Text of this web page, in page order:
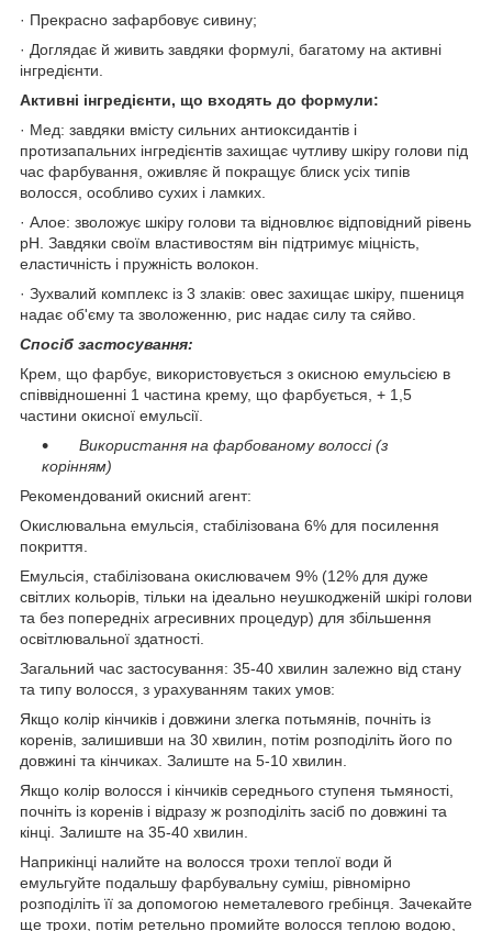
· Прекрасно зафарбовує сивину;
· Доглядає й живить завдяки формулі, багатому на активні
інгредієнти.
Активні інгредієнти, що входять до формули:
· Мед: завдяки вмісту сильних антиоксидантів і
протизапальних інгредієнтів захищає чутливу шкіру голови під
час фарбування, оживляє й покращує блиск усіх типів
волосся, особливо сухих і ламких.
· Алое: зволожує шкіру голови та відновлює відповідний рівень
pH. Завдяки своїм властивостям він підтримує міцність,
еластичність і пружність волокон.
· Зухвалий комплекс із 3 злаків: овес захищає шкіру, пшениця
надає об'єму та зволоженню, рис надає силу та сяйво.
Спосіб застосування:
Крем, що фарбує, використовується з окисною емульсією в
співвідношенні 1 частина крему, що фарбується, + 1,5
частини окисної емульсії.
Використання на фарбованому волоссі (з
корінням)
Рекомендований окисний агент:
Окислювальна емульсія, стабілізована 6% для посилення
покриття.
Емульсія, стабілізована окислювачем 9% (12% для дуже
світлих кольорів, тільки на ідеально неушкодженій шкірі голови
та без попередніх агресивних процедур) для збільшення
освітлювальної здатності.
Загальний час застосування: 35-40 хвилин залежно від стану
та типу волосся, з урахуванням таких умов:
Якщо колір кінчиків і довжини злегка потьмянів, почніть із
коренів, залишивши на 30 хвилин, потім розподіліть його по
довжині та кінчиках. Залиште на 5-10 хвилин.
Якщо колір волосся і кінчиків середнього ступеня тьмяності,
почніть із коренів і відразу ж розподіліть засіб по довжині та
кінці. Залиште на 35-40 хвилин.
Наприкінці налийте на волосся трохи теплої води й
емульгуйте подальшу фарбувальну суміш, рівномірно
розподіліть її за допомогою неметалевого гребінця. Зачекайте
ще трохи, потім ретельно промийте волосся теплою водою,